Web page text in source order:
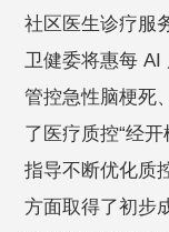
社区医生诊疗服
卫健委将惠每 AI
管控急性脑梗死
了医疗质控“经
指导不断优化质
方面取得了初步